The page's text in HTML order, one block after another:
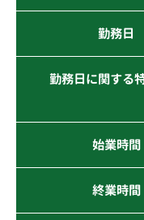
勤務日
勤務日に関する
始業時間
終業時間